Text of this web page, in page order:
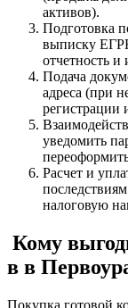
активов).
Подготовка
выписку
отчетность
Подача
адреса (при
уведомить
Расчет и
налоговую
Кому
в в